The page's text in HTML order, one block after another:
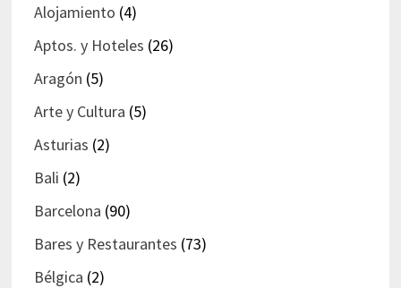
Alojamiento (4)
Aptos. y Hoteles (26)
Aragón (5)
Arte y Cultura (5)
Asturias (2)
Bali (2)
Barcelona (90)
Bares y Restaurantes (73)
Bélgica (2)